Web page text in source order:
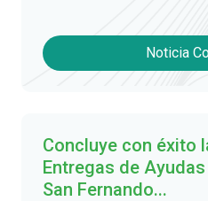
Noticia
Concluye con éxito
Entregas de
San Fernando...